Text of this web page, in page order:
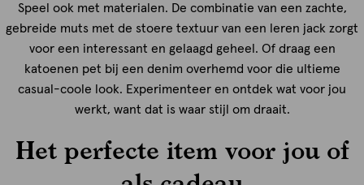
Speel ook met materialen. De combinatie van een zachte,
gebreide muts met de stoere textuur van een leren jack zorgt
voor een interessant en gelaagd geheel. Of draag een
katoenen pet bij een denim overhemd voor die ultieme
casual-coole look. Experimenteer en ontdek wat voor jou
werkt, want dat is waar stijl om draait.
Het perfecte item voor jou of